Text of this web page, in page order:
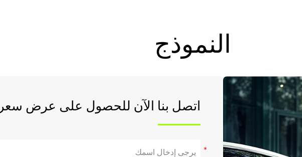
النموذج
اتصل بنا الآن للحصول على عرض